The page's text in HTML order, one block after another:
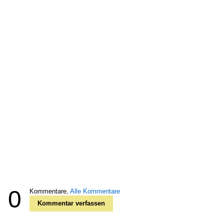
0 Kommentare, Alle Kommentare
Kommentar verfassen